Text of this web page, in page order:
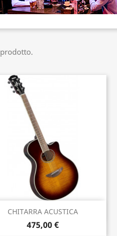
CHITARRA ACUSTICA
475,00 €
Anteprima